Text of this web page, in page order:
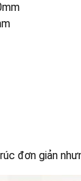
đơn giản